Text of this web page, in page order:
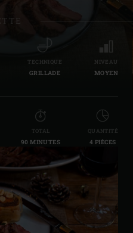
TECHNIQUE
GRILLADE
NIVEAU
MOYEN
TOTAL
90 MINUTES
QUANTITÉ
4 PIÈCES